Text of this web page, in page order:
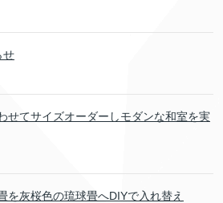
せ
せてサイズオーダーしモダンな和室を実
を灰桜色の琉球畳へDIYで入れ替え